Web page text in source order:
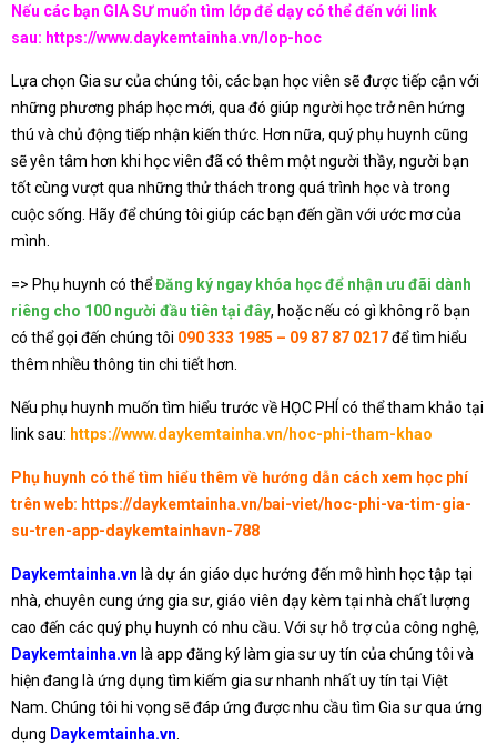
Nếu các bạn GIA SƯ muốn tìm lớp để dạy có thể đến với link
sau: https://www.daykemtainha.vn/lop-hoc
Lựa chọn Gia sư của chúng tôi, các bạn học viên sẽ được tiếp cận với
những phương pháp học mới, qua đó giúp người học trở nên hứng
thú và chủ động tiếp nhận kiến thức. Hơn nữa, quý phụ huynh cũng
sẽ yên tâm hơn khi học viên đã có thêm một người thầy, người bạn
tốt cùng vượt qua những thử thách trong quá trình học và trong
cuộc sống. Hãy để chúng tôi giúp các bạn đến gần với ước mơ của
mình.
=> Phụ huynh có thểĐăng ký ngay khóa học để nhận ưu đãi dành
riêng cho 100 người đầu tiên tại đây, hoặc nếu có gì không rõ bạn
có thể gọi đến chúng tôi 090 333 1985 – 09 87 87 0217để tìm hiểu
thêm nhiều thông tin chi tiết hơn.
Nếu phụ huynh muốn tìm hiểu trước về HỌC PHÍ có thể tham khảo tại
link sau: https://www.daykemtainha.vn/hoc-phi-tham-khao
Phụ huynh có thể tìm hiểu thêm về hướng dẫn cách xem học phí
trên web: https://daykemtainha.vn/bai-viet/hoc-phi-va-tim-gia-
su-tren-app-daykemtainhavn-788
Daykemtainha.vn là dự án giáo dục hướng đến mô hình học tập tại
nhà, chuyên cung ứng gia sư, giáo viên dạy kèm tại nhà chất lượng
cao đến các quý phụ huynh có nhu cầu. Với sự hỗ trợ của công nghệ,
Daykemtainha.vn là app đăng ký làm gia sư uy tín của chúng tôi và
hiện đang là ứng dụng tìm kiếm gia sư nhanh nhất uy tín tại Việt
Nam. Chúng tôi hi vọng sẽ đáp ứng được nhu cầu tìm Gia sư qua ứng
dụng Daykemtainha.vn